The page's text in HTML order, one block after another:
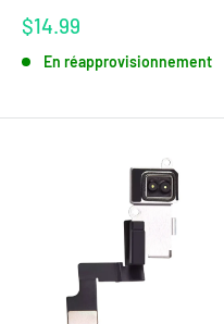
Prix
$14.99
En réapprovisionnement